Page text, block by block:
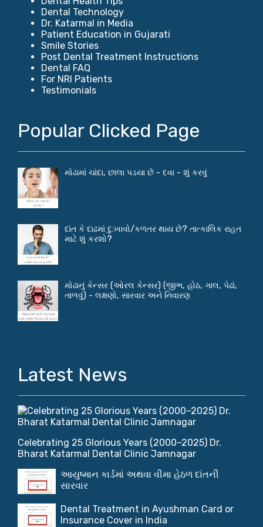
Dental Technology
Dr. Katarmal in Media
Patient Education in Gujarati
Smile Stories
Post Dental Treatment Instructions
Dental FAQ
For NRI Patients
Testimonials
Popular Clicked Page
મોઢામાં ચાંદા, છાલા પડયા છે - દવા - શું કરવું
દાંત કે દાઢમાં દુ:ખાવો/કળતર થાય છે? તાત્કાલિક રાહત
માટે શું કરશો?
મોઢાનું કેન્સર (ઓરલ કેન્સર) (જીભ, હોઠ, ગાલ, પેઢાં,
તાળવું) - લક્ષણો, સારવાર અને નિવારણ
Latest News
Celebrating 25 Glorious Years (2000–2025) Dr.
Bharat Katarmal Dental Clinic Jamnagar
આયુષ્માન કાર્ડમાં અથવા વીમા હેઠળ દાંતની
સારવાર
Dental Treatment in Ayushman Card or
Insurance Cover in India